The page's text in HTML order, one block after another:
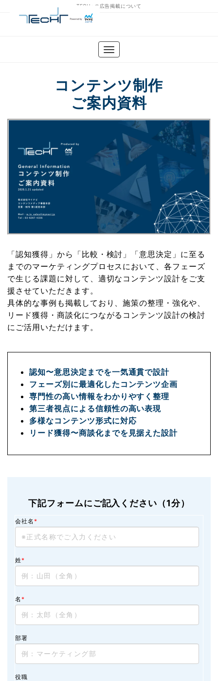
TECH+の広告掲載について
コンテンツ制作
ご案内資料
「認知獲得」から「比較・検討」「意思決定」に至る
までのマーケティングプロセスにおいて、各フェーズ
で生じる課題に対して、適切なコンテンツ設計をご支
援させていただきます。
具体的な事例も掲載しており、施策の整理・強化や、
リード獲得・商談化につながるコンテンツ設計の検討
にご活用いただけます。
認知〜意思決定までを一気通貫で設計
フェーズ別に最適化したコンテンツ企画
専門性の高い情報をわかりやすく整理
第三者視点による信頼性の高い表現
多様なコンテンツ形式に対応
リード獲得〜商談化までを見据えた設計
下記フォームにご記入ください（1分）
会社名 *
姓*
名 *
部署
役職